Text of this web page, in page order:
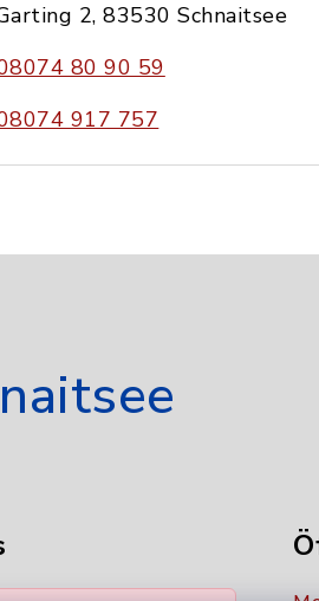
2, 83530 Schnaitsee
80 90 59
917 757